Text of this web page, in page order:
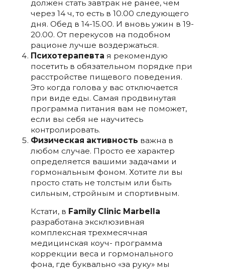
должен стать завтрак не ранее, чем
через 14 ч, то есть в 10.00 следующего
дня. Обед в 14-15.00. И вновь ужин в 19-
20.00. От перекусов на подобном
рационе лучше воздержаться.
Психотерапевта я рекомендую
посетить в обязательном порядке при
расстройстве пищевого поведения.
Это когда голова у вас отключается
при виде еды. Самая продвинутая
программа питания вам не поможет,
если вы себя не научитесь
контролировать.
Физическая активность важна в
любом случае. Просто ее характер
определяется вашими задачами и
гормональным фоном. Хотите ли вы
просто стать не толстым или быть
сильным, стройным и спортивным.
Кстати, в Family Clinic Marbella
разработана эксклюзивная
комплексная трехмесячная
медицинская коуч- программа
коррекции веса и гормонального
фона, где буквально «за руку» мы